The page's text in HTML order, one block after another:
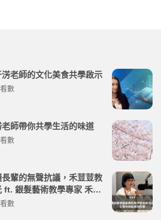
老師的文化美食共學啟示
數
師帶你共學生活的味道
數
長輩的無聲抗議，禾荳荳教
ft. 銀髮藝術教學專家 禾荳
亮第二人生 EP268
數